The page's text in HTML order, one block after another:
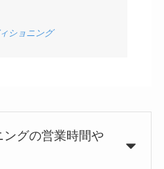
ショニング
ングの営業時間や